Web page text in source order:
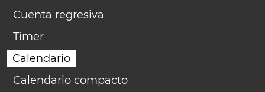
Cuenta regresiva
Timer
Calendario
Calendario compacto